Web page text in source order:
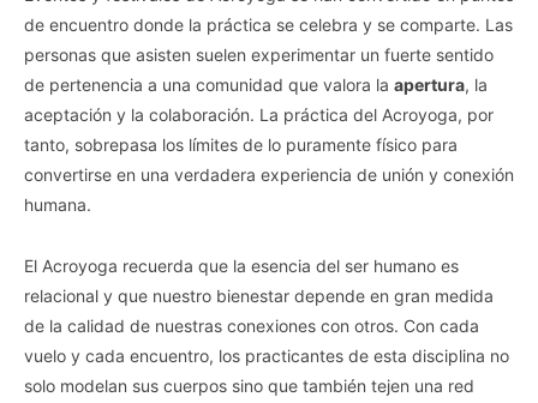
de encuentro donde la práctica se celebra y se comparte. Las
personas que asisten suelen experimentar un fuerte sentido
de pertenencia a una comunidad que valora la apertura, la
aceptación y la colaboración. La práctica del Acroyoga, por
tanto, sobrepasa los límites de lo puramente físico para
convertirse en una verdadera experiencia de unión y conexión
humana.
El Acroyoga recuerda que la esencia del ser humano es
relacional y que nuestro bienestar depende en gran medida
de la calidad de nuestras conexiones con otros. Con cada
vuelo y cada encuentro, los practicantes de esta disciplina no
solo modelan sus cuerpos sino que también tejen una red